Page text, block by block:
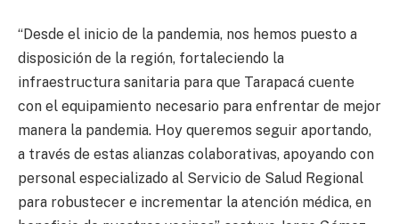
“Desde el inicio de la pandemia, nos hemos puesto a
disposición de la región, fortaleciendo la
infraestructura sanitaria para que Tarapacá cuente
con el equipamiento necesario para enfrentar de mejor
manera la pandemia. Hoy queremos seguir aportando,
a través de estas alianzas colaborativas, apoyando con
personal especializado al Servicio de Salud Regional
para robustecer e incrementar la atención médica, en